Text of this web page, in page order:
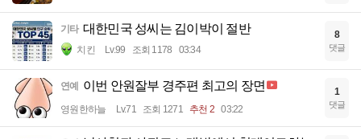
기타 대한민국 성씨는 김이박이 절반
치킨 Lv.99 조회 1178 03:34
8
댓글
연예 이번 안원잘부 경주편 최고의 장면
영원한하늘 Lv.71 조회 1271 추천 2 03:22
1
댓글